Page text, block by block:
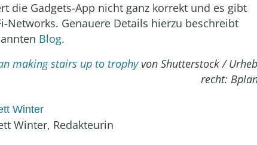
die Gadgets-App nicht ganz korrekt und es gibt
Networks. Genauere Details hierzu beschreibt
Blog.
making stairs up to trophyvon Shutterstock /
recht:
Winter
Winter, Redakteurin